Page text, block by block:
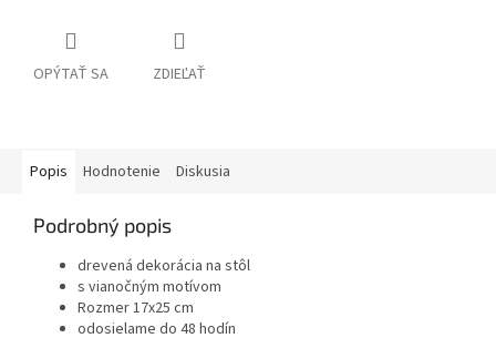
OPÝTAŤ SA ZDIEĽAŤ
Popis Hodnotenie Diskusia
Podrobný popis
drevená dekorácia na stôl
s vianočným motívom
Rozmer 17x25 cm
odosielame do 48 hodín